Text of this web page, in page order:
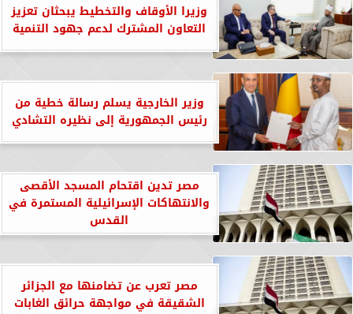
وزيرا الأوقاف والتخطيط يبحثان تعزيز
التعاون المشترك لدعم جهود التنمية
وزير الخارجية يسلم رسالة خطية من
رئيس الجمهورية إلى نظيره التشادي
مصر تدين اقتحام المسجد الأقصى
والانتهاكات الإسرائيلية المستمرة في
القدس
مصر تعرب عن تضامنها مع الجزائر
الشقيقة في مواجهة حرائق الغابات